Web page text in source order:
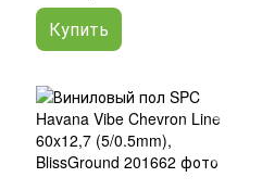
Купить